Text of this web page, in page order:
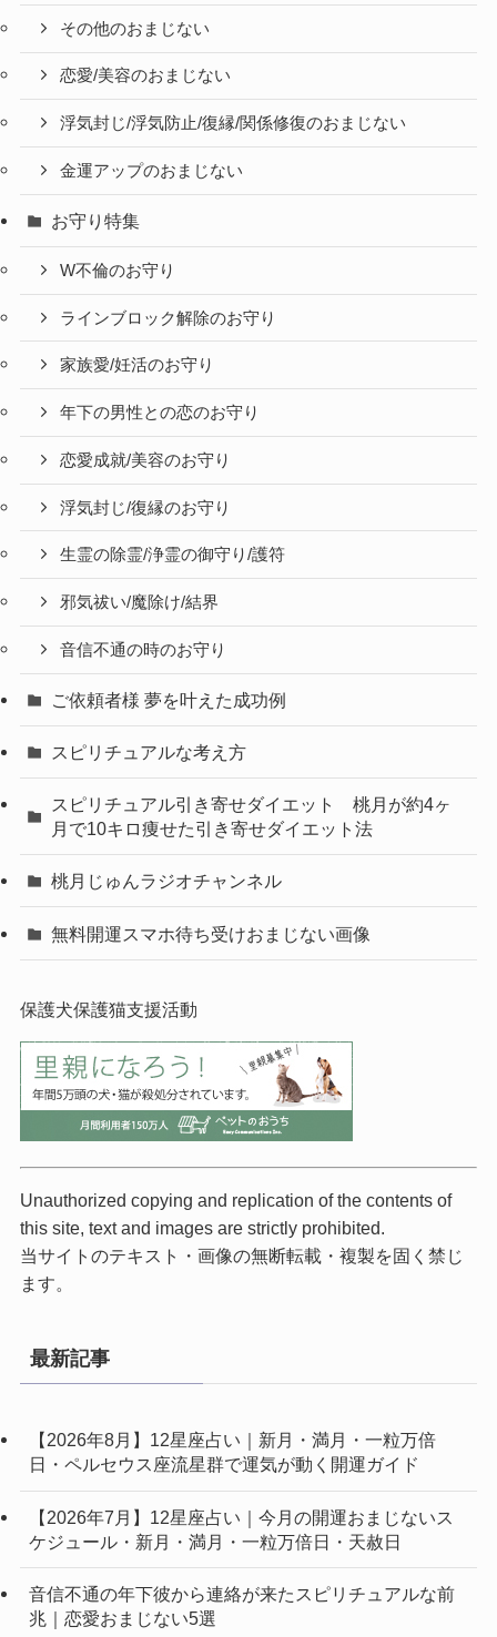
その他のおまじない
恋愛/美容のおまじない
浮気封じ/浮気防止/復縁/関係修復のおまじない
金運アップのおまじない
お守り特集
W不倫のお守り
ラインブロック解除のお守り
家族愛/妊活のお守り
年下の男性との恋のお守り
恋愛成就/美容のお守り
浮気封じ/復縁のお守り
生霊の除霊/浄霊の御守り/護符
邪気祓い/魔除け/結界
音信不通の時のお守り
ご依頼者様 夢を叶えた成功例
スピリチュアルな考え方
スピリチュアル引き寄せダイエット 桃月が約4ヶ
月で10キロ痩せた引き寄せダイエット法
桃月じゅんラジオチャンネル
無料開運スマホ待ち受けおまじない画像
保護犬保護猫支援活動
Unauthorized copying and replication of the contents of
this site, text and images are strictly prohibited.
当サイトのテキスト・画像の無断転載・複製を固く禁じ
ます。
最新記事
【2026年8月】12星座占い｜新月・満月・一粒万倍
日・ペルセウス座流星群で運気が動く開運ガイド
【2026年7月】12星座占い｜今月の開運おまじないス
ケジュール・新月・満月・一粒万倍日・天赦日
音信不通の年下彼から連絡が来たスピリチュアルな前
兆｜恋愛おまじない5選